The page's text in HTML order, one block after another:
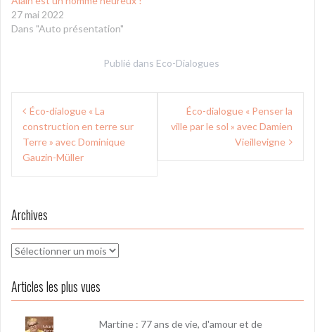
27 mai 2022
Dans "Auto présentation"
Publié dans Eco-Dialogues
Navigation
de
l’article
Éco-dialogue « La
construction en terre sur
Terre » avec Dominique
Gauzin-Müller
Éco-dialogue « Penser la
ville par le sol » avec Damien
Vieillevigne
Archives
Archives
Articles les plus vues
Martine : 77 ans de vie, d'amour et de